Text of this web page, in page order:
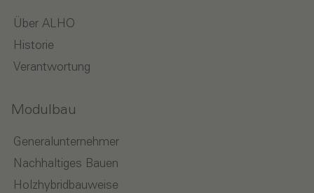
Über ALHO
Historie
Verantwortung
Modulbau
Generalunternehmer
Nachhaltiges Bauen
Holzhybridbauweise